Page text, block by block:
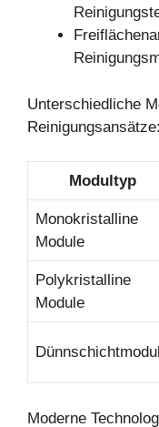
Unterschiedliche
Reinigungsansätze:
Modultyp
Monokristalline
Module
Polykristalline
Module
Moderne